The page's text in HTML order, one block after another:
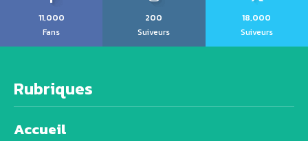
11,000
Fans
200
Suiveurs
18,000
Suiveurs
Rubriques
Accueil